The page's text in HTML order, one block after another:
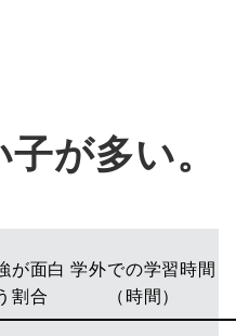
が多い。
が面白
割合
学外での学習時間
（時間）